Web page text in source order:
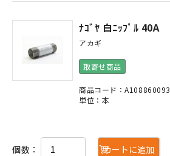
ﾅｺﾞﾔ 白ﾆｯﾌﾟﾙ 40A
アカギ
取寄せ商品
商品コード：A108860093
単位：本
個数： カートに追加